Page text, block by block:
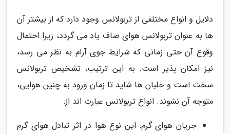
دلایل و انواع مختلفی از تربولانس وجود دارد که از بیشتر آن
ها به عنوان تربولانس هوای صاف یاد می گردد، زیرا احتمال
وقوع آن حتی زمانی که شرایط جوی آرام به نظر می رسد،
نیز امکان پذیر است. به این ترتیب، تشخیص تربولانس
سخت است و خلبان ها شاید تا زمان ورود به چنین هوایی،
متوجه آن نشوند. انواع تربولانس عبارت اند از:
جریان هوای گرم: این نوع هوا در اثر تبادل هوای گرم